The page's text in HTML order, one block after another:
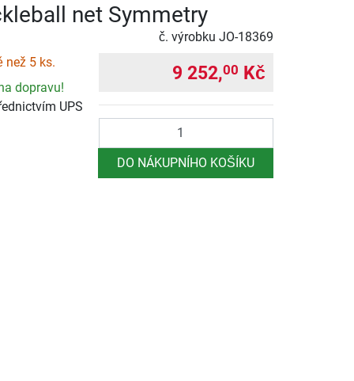
net Symmetry
č. výrobku JO-18369
než 5 ks.
dopravu!
UPS
9 252,00 Kč
DO NÁKUPNÍHO KOŠÍKU